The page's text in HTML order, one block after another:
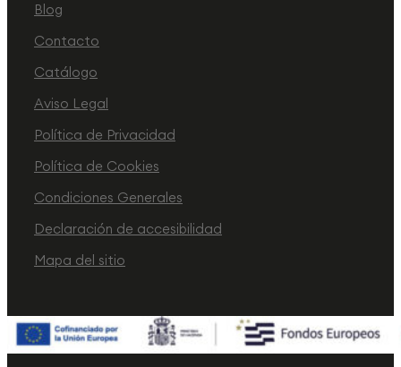
Blog
Contacto
Catálogo
Aviso Legal
Política de Privacidad
Política de Cookies
Condiciones Generales
Declaración de accesibilidad
Mapa del sitio